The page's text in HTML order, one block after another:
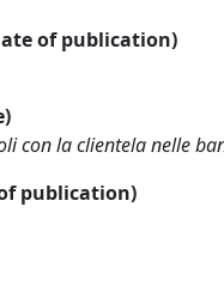
of publication)
con la clientela nelle
publication)